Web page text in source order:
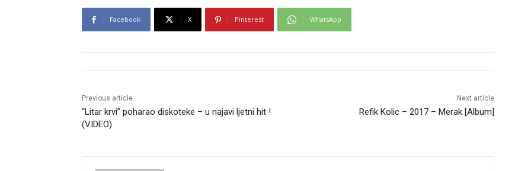
Facebook X Pinterest WhatsApp
Previous article
“Litar krvi” poharao diskoteke – u najavi ljetni hit !
(VIDEO)
Next article
Refik Kolic – 2017 – Merak [Album]